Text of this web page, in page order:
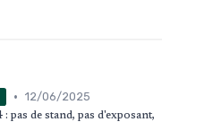
• 12/06/2025
pas de stand, pas d'exposant,